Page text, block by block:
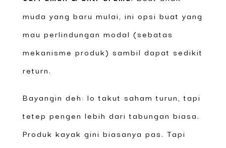
muda yang baru mulai, ini opsi buat yang
mau perlindungan modal (sebatas
mekanisme produk) sambil dapat sedikit
return.
Bayangin deh: lo takut saham turun, tapi
tetep pengen lebih dari tabungan biasa.
Produk kayak gini biasanya pas. Tapi